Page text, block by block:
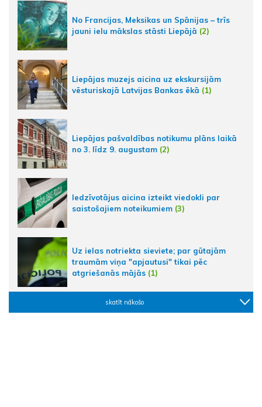
No Francijas, Meksikas un Spānijas – trīs
jauni ielu mākslas stāsti Liepājā (2)
Liepājas muzejs aicina uz ekskursijām
vēsturiskajā Latvijas Bankas ēkā (1)
Liepājas pašvaldības notikumu plāns laikā
no 3. līdz 9. augustam (2)
Iedzīvotājus aicina izteikt viedokli par
saistošajiem noteikumiem (3)
Uz ielas notriekta sieviete; par gūtajām
traumām viņa "apjautusi" tikai pēc
atgriešanās mājās (1)
skatīt nākošo